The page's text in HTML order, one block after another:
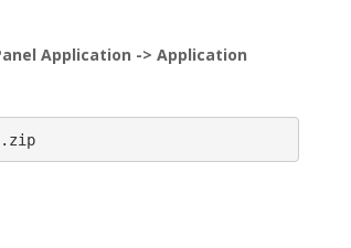
Application -> Application